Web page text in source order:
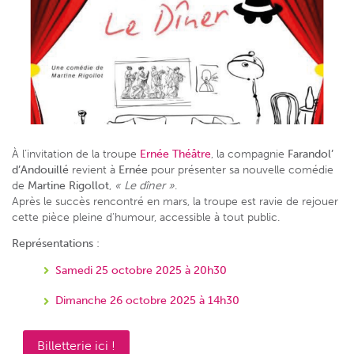
À l’invitation de la troupe Ernée Théâtre, la compagnie Farandol’
d’Andouillé revient à Ernée pour présenter sa nouvelle comédie
de Martine Rigollot, « Le dîner ».
Après le succès rencontré en mars, la troupe est ravie de rejouer
cette pièce pleine d’humour, accessible à tout public.
Représentations :
Samedi 25 octobre 2025 à 20h30
Dimanche 26 octobre 2025 à 14h30
Billetterie ici !